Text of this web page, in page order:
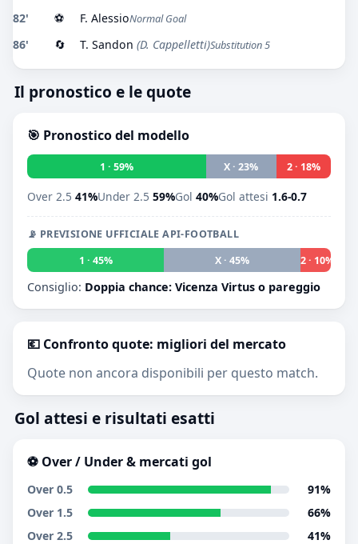
82' ⚽ F. AlessioNormal Goal
86' 🔄 T. Sandon (D. Cappelletti)Substitution 5
Il pronostico e le quote
🎯 Pronostico del modello
1 · 59% X · 23% 2 · 18%
Over 2.5 41%Under 2.5 59%Gol 40%Gol attesi 1.6-0.7
📡 PREVISIONE UFFICIALE API-FOOTBALL
1 · 45%
X · 45% 2 · 10%
Consiglio: Doppia chance: Vicenza Virtus o pareggio
💶 Confronto quote: migliori del mercato
Quote non ancora disponibili per questo match.
Gol attesi e risultati esatti
⚽ Over / Under & mercati gol
Over 0.5
91%
Over 1.5
66%
Over 2.5
41%